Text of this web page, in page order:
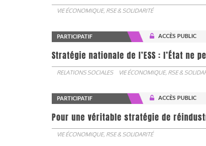
VIE ÉCONOMIQUE, RSE & SOLIDARITÉ
PARTICIPATIF ACCÈS PUBLIC
Stratégie nationale de l’ESS : l’État ne
RELATIONS SOCIALES VIE ÉCONOMIQUE, RSE &
PARTICIPATIF ACCÈS PUBLIC
Pour une véritable stratégie de
VIE ÉCONOMIQUE, RSE & SOLIDARITÉ